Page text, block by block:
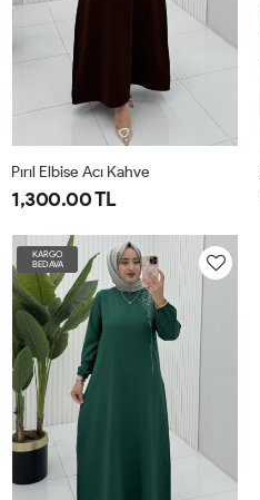
1-
3840
2-
4244
3-
4648
4-
5052
Pırıl Elbise Acı Kahve
1,300.00 TL
KARGO
BEDAVA